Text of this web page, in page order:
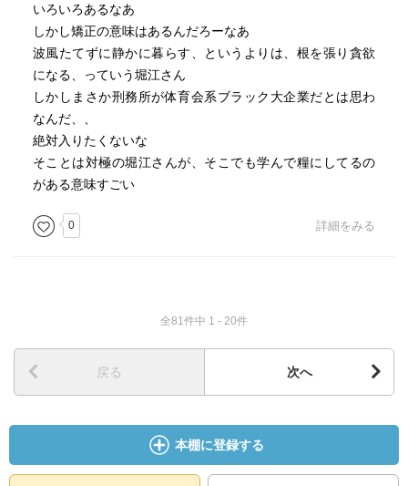
いろいろあるなあ
しかし矯正の意味はあるんだろーなあ
波風たてずに静かに暮らす、というよりは、根を張り貪欲
になる、っていう堀江さん
しかしまさか刑務所が体育会系ブラック大企業だとは思わ
なんだ、、
絶対入りたくないな
そことは対極の堀江さんが、そこでも学んで糧にしてるの
がある意味すごい
0 詳細をみる
全81件中 1 - 20件
戻る 次へ
本棚に登録する